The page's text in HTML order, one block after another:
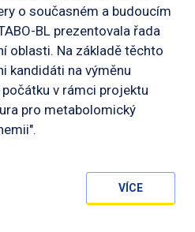
o současném a budoucím
BL prezentovala řada
oblasti. Na základě těchto
kandidáti na výměnu
v rámci projektu
pro metabolomický
VÍCE